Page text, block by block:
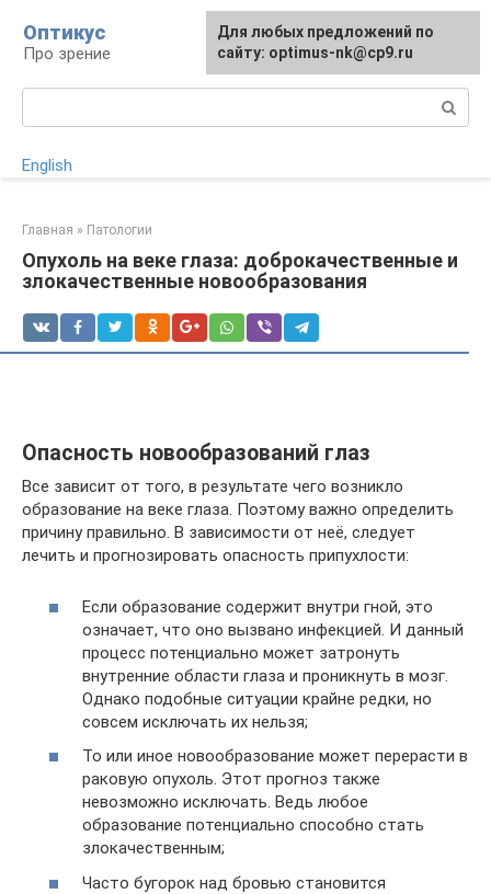
контенту
Оптикус
Про зрение
English
Главная » Патологии
Опухоль на веке глаза: доброкачественные и
злокачественные новообразования
Опасность новообразований глаз
Все зависит от того, в результате чего возникло
образование на веке глаза. Поэтому важно определить
причину правильно. В зависимости от неё, следует
лечить и прогнозировать опасность припухлости:
Если образование содержит внутри гной, это
означает, что оно вызвано инфекцией. И данный
процесс потенциально может затронуть
внутренние области глаза и проникнуть в мозг.
Однако подобные ситуации крайне редки, но
совсем исключать их нельзя;
То или иное новообразование может перерасти в
раковую опухоль. Этот прогноз также
невозможно исключать. Ведь любое
образование потенциально способно стать
злокачественным;
Часто бугорок над бровью становится
Для любых предложений по
сайту: optimus-nk@cp9.ru